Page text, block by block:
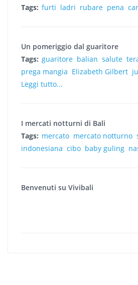
Tags: furti ladri rubare pena
Un pomeriggio dal guaritore
Tags: guaritore balian salute
prega mangia Elizabeth Gilbert
Leggi tutto...
I mercati notturni di Bali
Tags: mercato mercato notturno
indonesiana cibo baby guling
Benvenuti su Vivibali